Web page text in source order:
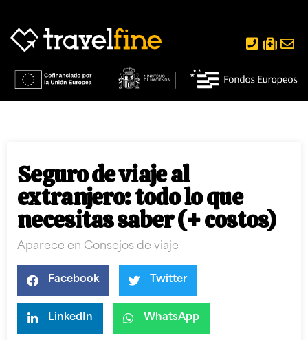
Seguro de viaje al
extranjero: todo lo que
necesitas saber (+ costos)
Aparece en Consejos de viaje
Facebook Twitter
LinkedIn WhatsApp